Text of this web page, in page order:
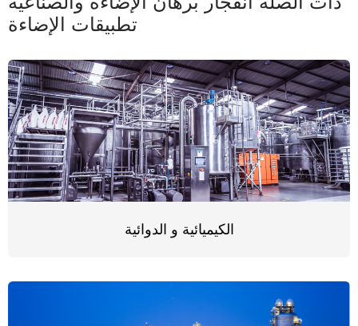
تطبيقات الإضاءة
الكيميائية و الدوائية